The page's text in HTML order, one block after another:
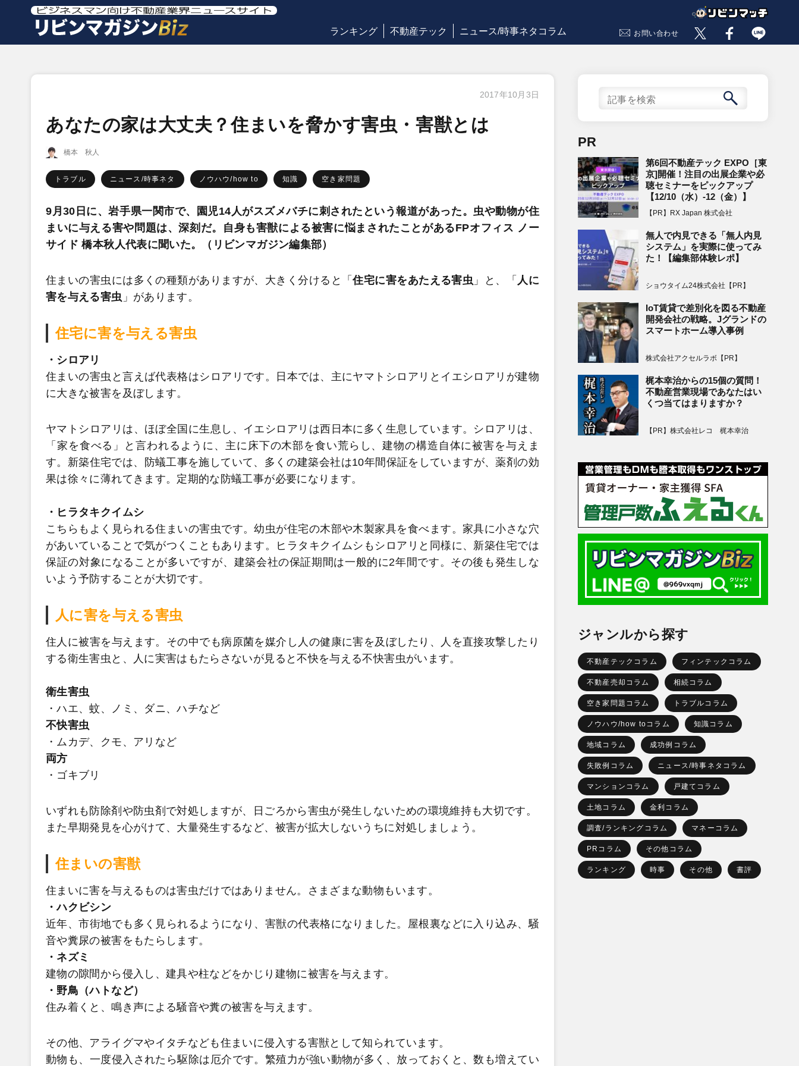
ランキング 不動産テック ニュース/時事ネタコラム お問い合わせ
2017年10月3日
あなたの家は大丈夫？住まいを脅かす害虫・害獣とは
橋本 秋人
トラブル ニュース/時事ネタ ノウハウ/how to 知識 空き家問題
9月30日に、岩手県一関市で、園児14人がスズメバチに刺されたという報道があった。虫や動物が住
まいに与える害や問題は、深刻だ。自身も害獣による被害に悩まされたことがあるFPオフィス ノー
サイド 橋本秋人代表に聞いた。（リビンマガジン編集部）
住まいの害虫には多くの種類がありますが、大きく分けると「住宅に害をあたえる害虫 」と、「 人に
害を与える害虫 」があります。
住宅に害を与える害虫
・シロアリ
住まいの害虫と言えば代表格はシロアリです。日本では、主にヤマトシロアリとイエシロアリが建物
に大きな被害を及ぼします。
ヤマトシロアリは、ほぼ全国に生息し、イエシロアリは西日本に多く生息しています。シロアリは、
「家を食べる」と言われるように、主に床下の木部を食い荒らし、建物の構造自体に被害を与えま
す。新築住宅では、防蟻工事を施していて、多くの建築会社は10年間保証をしていますが、薬剤の効
果は徐々に薄れてきます。定期的な防蟻工事が必要になります。
・ヒラタキクイムシ
こちらもよく見られる住まいの害虫です。幼虫が住宅の木部や木製家具を食べます。家具に小さな穴
があいていることで気がつくこともあります。ヒラタキクイムシもシロアリと同様に、新築住宅では
保証の対象になることが多いですが、建築会社の保証期間は一般的に2年間です。その後も発生しな
いよう予防することが大切です。
人に害を与える害虫
住人に被害を与えます。その中でも病原菌を媒介し人の健康に害を及ぼしたり、人を直接攻撃したり
する衛生害虫と、人に実害はもたらさないが見ると不快を与える不快害虫がいます。
衛生害虫
・ハエ、蚊、ノミ、ダニ、ハチなど
不快害虫
・ムカデ、クモ、アリなど
両方
・ゴキブリ
いずれも防除剤や防虫剤で対処しますが、日ごろから害虫が発生しないための環境維持も大切です。
また早期発見を心がけて、大量発生するなど、被害が拡大しないうちに対処しましょう。
住まいの害獣
住まいに害を与えるものは害虫だけではありません。さまざまな動物もいます。
・ハクビシン
近年、市街地でも多く見られるようになり、害獣の代表格になりました。屋根裏などに入り込み、騒
音や糞尿の被害をもたらします。
・ネズミ
建物の隙間から侵入し、建具や柱などをかじり建物に被害を与えます。
・野鳥（ハトなど）
住み着くと、鳴き声による騒音や糞の被害を与えます。
その他、アライグマやイタチなども住まいに侵入する害獣として知られています。
動物も、一度侵入されたら駆除は厄介です。繁殖力が強い動物が多く、放っておくと、数も増えてい
PR
第6回不動産テック EXPO［東
京]開催！注目の出展企業や必
聴セミナーをピックアップ
【12/10（水）-12（金）】
【PR】RX Japan 株式会社
無人で内見できる「無人内見
システム」を実際に使ってみ
た！【編集部体験レポ】
ショウタイム24株式会社【PR】
IoT賃貸で差別化を図る不動産
開発会社の戦略。Jグランドの
スマートホーム導入事例
株式会社アクセルラボ【PR】
梶本幸治からの15個の質問！
不動産営業現場であなたはい
くつ当てはまりますか？
【PR】株式会社レコ 梶本幸治
ジャンルから探す
不動産テックコラム フィンテックコラム
不動産売却コラム 相続コラム
空き家問題コラム トラブルコラム
ノウハウ/how toコラム 知識コラム
地域コラム 成功例コラム
失敗例コラム ニュース/時事ネタコラム
マンションコラム 戸建てコラム
土地コラム 金利コラム
調査/ランキングコラム マネーコラム
PRコラム その他コラム
ランキング 時事 その他 書評